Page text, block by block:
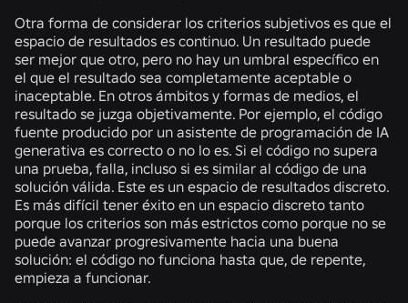
Otra forma de considerar los criterios subjetivos es que el
espacio de resultados es continuo. Un resultado puede
ser mejor que otro, pero no hay un umbral específico en
el que el resultado sea completamente aceptable o
inaceptable. En otros ámbitos y formas de medios, el
resultado se juzga objetivamente. Por ejemplo, el código
fuente producido por un asistente de programación de IA
generativa es correcto o no lo es. Si el código no supera
una prueba, falla, incluso si es similar al código de una
solución válida. Este es un espacio de resultados discreto.
Es más difícil tener éxito en un espacio discreto tanto
porque los criterios son más estrictos como porque no se
puede avanzar progresivamente hacia una buena
solución: el código no funciona hasta que, de repente,
empieza a funcionar.